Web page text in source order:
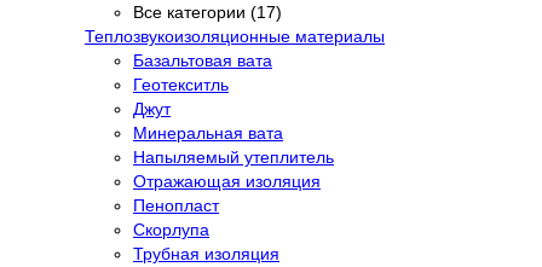
Все категории (17)
Теплозвукоизоляционные материалы
Базальтовая вата
Геотекситль
Джут
Минеральная вата
Напыляемый утеплитель
Отражающая изоляция
Пенопласт
Скорлупа
Трубная изоляция